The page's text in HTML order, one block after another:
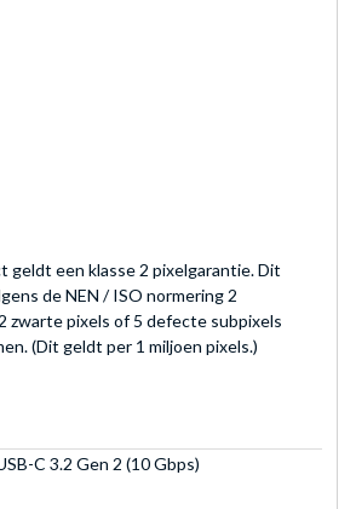
geldt een klasse 2 pixelgarantie. Dit
de NEN / ISO normering 2
zwarte pixels of 5 defecte subpixels
(Dit geldt per 1 miljoen pixels.)
C 3.2 Gen 2 (10 Gbps)